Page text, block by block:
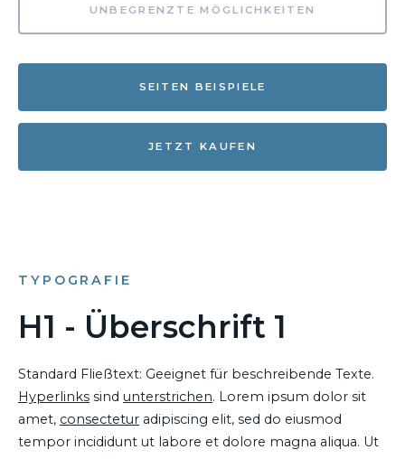
UNBEGRENZTE MÖGLICHKEITEN
SEITEN BEISPIELE
JETZT KAUFEN
TYPOGRAFIE
H1 - Überschrift 1
Standard Fließtext: Geeignet für beschreibende Texte.
Hyperlinks sind unterstrichen. Lorem ipsum dolor sit
amet, consectetur adipiscing elit, sed do eiusmod
tempor incididunt ut labore et dolore magna aliqua. Ut